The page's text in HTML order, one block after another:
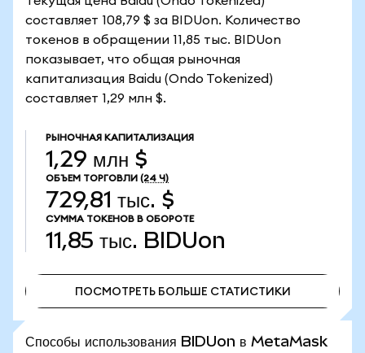
составляет 108,79 $ за BIDUon. Количество
токенов в обращении 11,85 тыс. BIDUon
показывает, что общая рыночная
капитализация Baidu (Ondo Tokenized)
составляет 1,29 млн $.
РЫНОЧНАЯ КАПИТАЛИЗАЦИЯ
1,29 млн $
ОБЪЕМ ТОРГОВЛИ (24 Ч)
729,81 тыс. $
СУММА ТОКЕНОВ В ОБОРОТЕ
11,85 тыс. BIDUon
ПОСМОТРЕТЬ БОЛЬШЕ СТАТИСТИКИ
Способы использования BIDUon в MetaMask